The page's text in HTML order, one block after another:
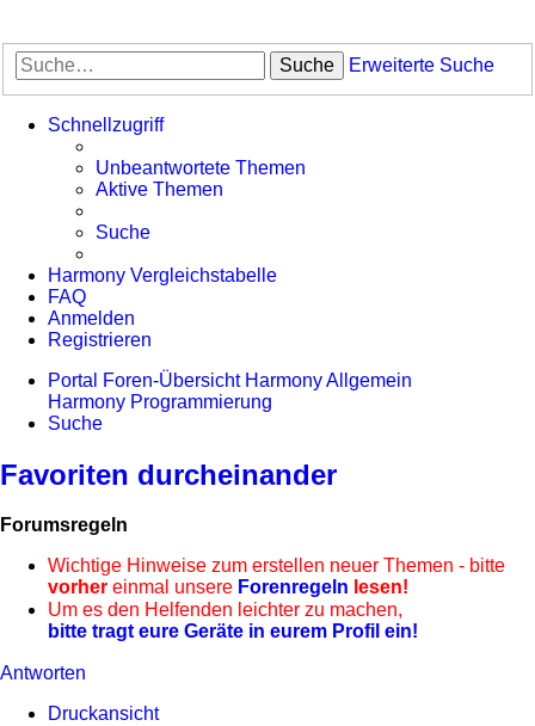
Suche Erweiterte Suche
Schnellzugriff
Unbeantwortete Themen
Aktive Themen
Suche
Harmony Vergleichstabelle
FAQ
Anmelden
Registrieren
Portal
Foren-Übersicht Harmony Allgemein
Harmony Programmierung
Suche
Favoriten durcheinander
Forumsregeln
Wichtige Hinweise zum erstellen neuer Themen - bitte
vorher einmal unsere Forenregeln lesen!
Um es den Helfenden leichter zu machen,
bitte tragt eure Geräte in eurem Profil ein!
Antworten
Druckansicht